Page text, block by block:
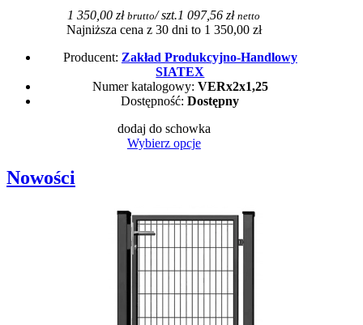
1 350,00 złbrutto/ szt.1 097,56 złnetto
Najniższa cena z 30 dni to 1 350,00 zł
Producent: Zakład Produkcyjno-Handlowy
SIATEX
Numer katalogowy: VERx2x1,25
Dostępność:Dostępny
dodaj do schowka
Wybierz opcje
Nowości